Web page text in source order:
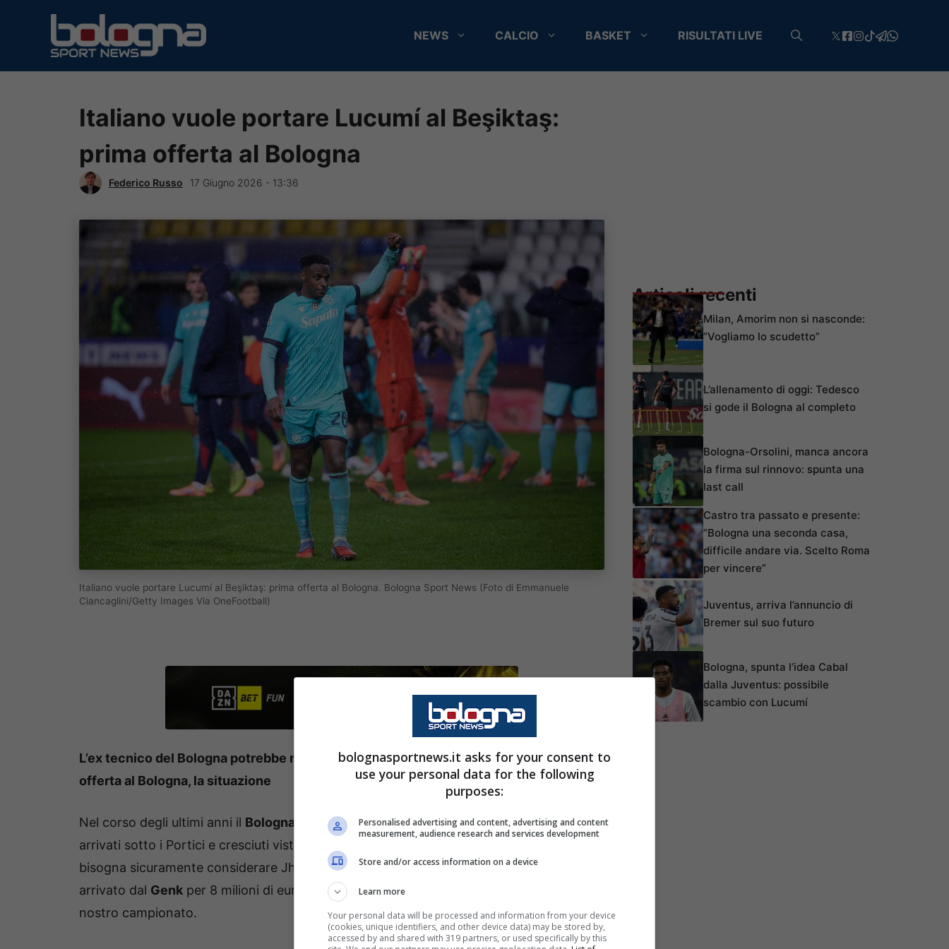
contenuto
NEWS CALCIO BASKET RISULTATI LIVE
Italiano vuole portare Lucumí al Beşiktaş:
prima offerta al Bologna
Federico Russo 17 Giugno 2026 - 13:36
Italiano vuole portare Lucumí al Beşiktaş: prima offerta al Bologna. Bologna Sport News (Foto di Emmanuele
Ciancaglini/Getty Images Via OneFootball)
L’ex tecnico del Bologna potrebbe ritrovare il difensore colombiano in Turchia. Prima
offerta al Bologna, la situazione
Nel corso degli ultimi anni il Bologna è stato una fucina di talenti: diversi sono i calciatori
arrivati sotto i Portici e cresciuti vistosamente con il passare degli anni. Tra questi
bisogna sicuramente considerare Jhon
Lucumí, difensore colombiano classe 1998
arrivato dal Genk per 8 milioni di euro nel 2022 e diventato uno dei migliori interpreti del
nostro campionato.
Articoli recenti
Milan, Amorim non si nasconde:
“Vogliamo lo scudetto”
L’allenamento di oggi: Tedesco
si gode il Bologna al completo
Bologna-Orsolini, manca ancora
la firma sul rinnovo: spunta una
last call
Castro tra passato e presente:
“Bologna una seconda casa,
difficile andare via. Scelto Roma
per vincere”
Juventus, arriva l’annuncio di
Bremer sul suo futuro
Bologna, spunta l’idea Cabal
dalla Juventus: possibile
scambio con Lucumí
bolognasportnews.it asks for your consent to
use your personal data for the following
purposes:
Personalised advertising and content, advertising and content
measurement, audience research and services development
Store and/or access information on a device
Learn more
Your personal data will be processed and information from your device
(cookies, unique identifiers, and other device data) may be stored by,
accessed by and shared with 319 partners, or used specifically by this